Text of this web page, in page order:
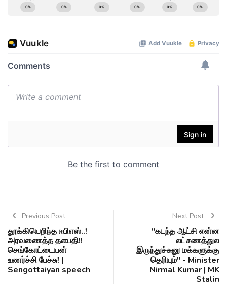
Previous Post
தூக்கியெறிந்த ஈபிஎஸ்..!
அரவணைத்த தளபதி!!
செங்கோட்டையன்
உணர்ச்சி பேச்சு! |
Sengottaiyan speech
Next Post
"கடந்த ஆட்சி என்ன
லட்சணத்துல
இருந்துச்சுனு மக்களுக்கு
தெரியும்" - Minister
Nirmal Kumar | MK
Stalin